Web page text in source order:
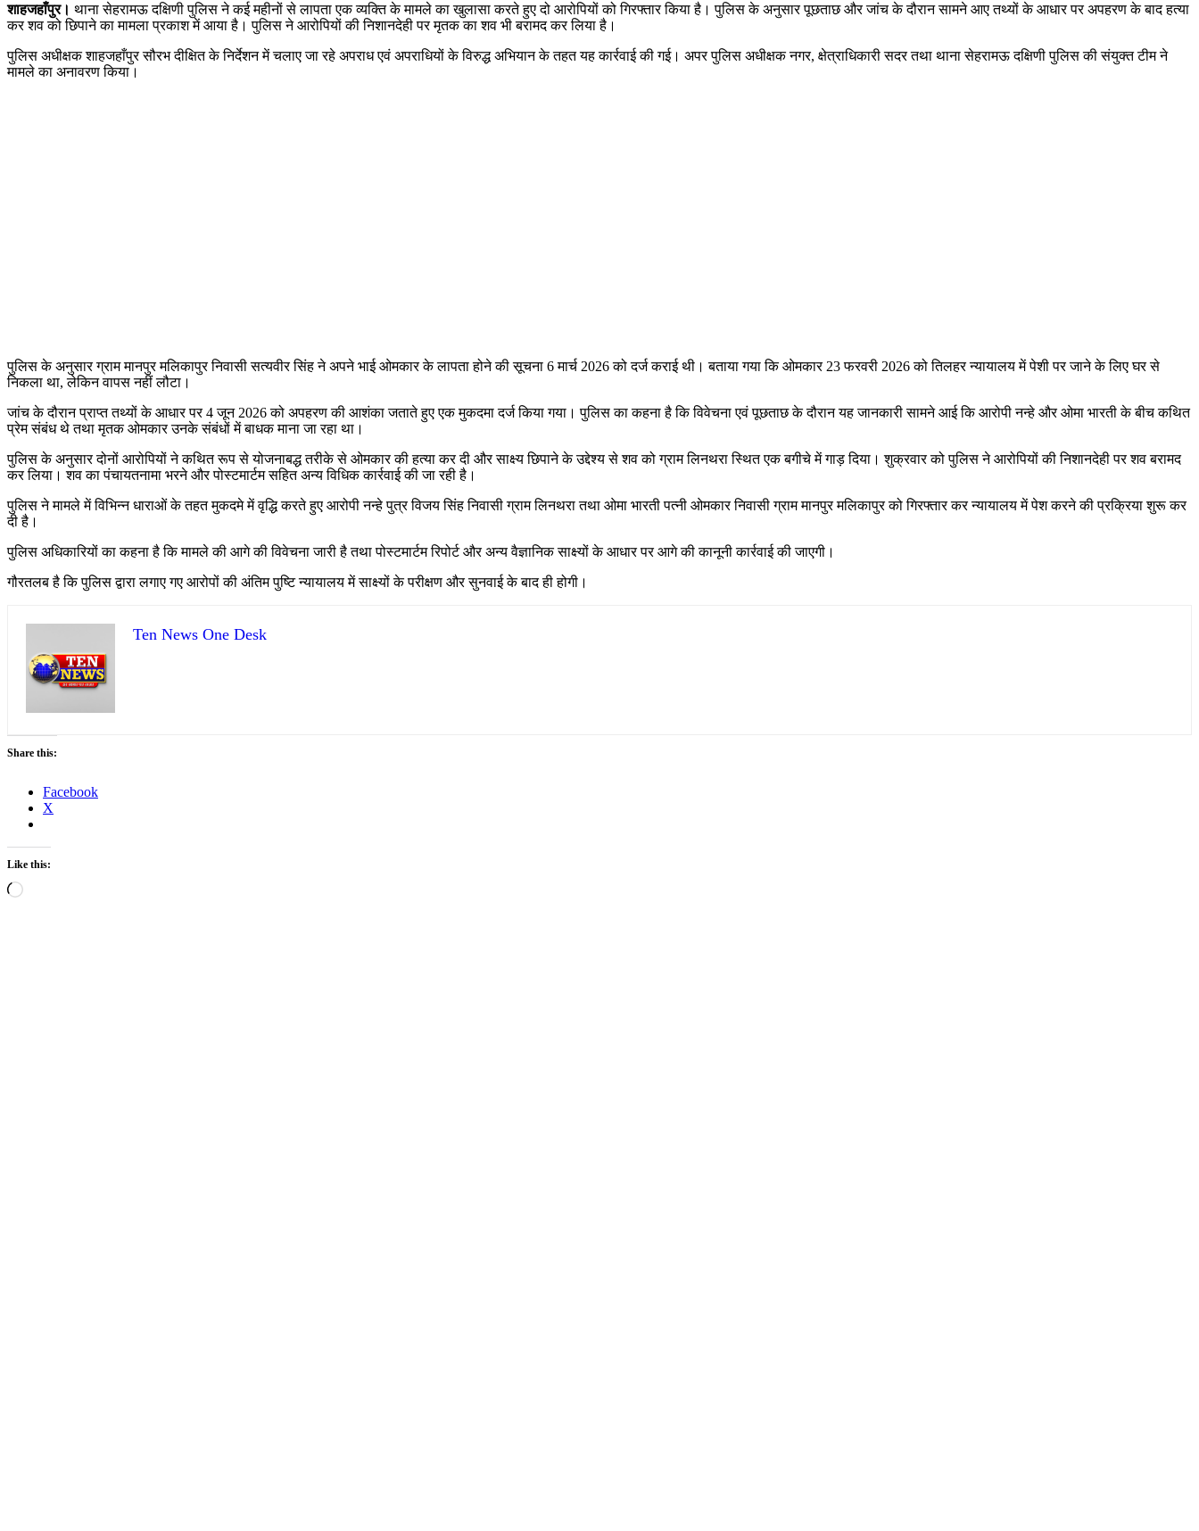
शाहजहाँपुर। थाना सेहरामऊ दक्षिणी पुलिस ने कई महीनों से लापता एक व्यक्ति के मामले का खुलासा करते हुए दो आरोपियों को गिरफ्तार किया है। पुलिस के अनुसार पूछताछ और जांच के दौरान सामने आए तथ्यों के आधार पर अपहरण के बाद हत्या
कर शव को छिपाने का मामला प्रकाश में आया है। पुलिस ने आरोपियों की निशानदेही पर मृतक का शव भी बरामद कर लिया है।
पुलिस अधीक्षक शाहजहाँपुर सौरभ दीक्षित के निर्देशन में चलाए जा रहे अपराध एवं अपराधियों के विरुद्ध अभियान के तहत यह कार्रवाई की गई। अपर पुलिस अधीक्षक नगर, क्षेत्राधिकारी सदर तथा थाना सेहरामऊ दक्षिणी पुलिस की संयुक्त टीम ने
मामले का अनावरण किया।
पुलिस के अनुसार ग्राम मानपुर मलिकापुर निवासी सत्यवीर सिंह ने अपने भाई ओमकार के लापता होने की सूचना 6 मार्च 2026 को दर्ज कराई थी। बताया गया कि ओमकार 23 फरवरी 2026 को तिलहर न्यायालय में पेशी पर जाने के लिए घर से
निकला था, लेकिन वापस नहीं लौटा।
जांच के दौरान प्राप्त तथ्यों के आधार पर 4 जून 2026 को अपहरण की आशंका जताते हुए एक मुकदमा दर्ज किया गया। पुलिस का कहना है कि विवेचना एवं पूछताछ के दौरान यह जानकारी सामने आई कि आरोपी नन्हे और ओमा भारती के बीच कथित
प्रेम संबंध थे तथा मृतक ओमकार उनके संबंधों में बाधक माना जा रहा था।
पुलिस के अनुसार दोनों आरोपियों ने कथित रूप से योजनाबद्ध तरीके से ओमकार की हत्या कर दी और साक्ष्य छिपाने के उद्देश्य से शव को ग्राम लिनथरा स्थित एक बगीचे में गाड़ दिया। शुक्रवार को पुलिस ने आरोपियों की निशानदेही पर शव बरामद
कर लिया। शव का पंचायतनामा भरने और पोस्टमार्टम सहित अन्य विधिक कार्रवाई की जा रही है।
पुलिस ने मामले में विभिन्न धाराओं के तहत मुकदमे में वृद्धि करते हुए आरोपी नन्हे पुत्र विजय सिंह निवासी ग्राम लिनथरा तथा ओमा भारती पत्नी ओमकार निवासी ग्राम मानपुर मलिकापुर को गिरफ्तार कर न्यायालय में पेश करने की प्रक्रिया शुरू कर
दी है।
पुलिस अधिकारियों का कहना है कि मामले की आगे की विवेचना जारी है तथा पोस्टमार्टम रिपोर्ट और अन्य वैज्ञानिक साक्ष्यों के आधार पर आगे की कानूनी कार्रवाई की जाएगी।
गौरतलब है कि पुलिस द्वारा लगाए गए आरोपों की अंतिम पुष्टि न्यायालय में साक्ष्यों के परीक्षण और सुनवाई के बाद ही होगी।
Ten News One Desk
Share this:
Facebook
X
Like this:
Loading…